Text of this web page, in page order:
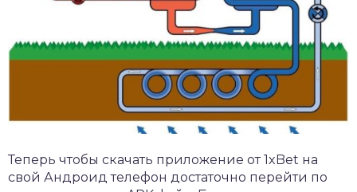
Теперь чтобы скачать приложение от 1xBet на
свой Андроид телефон достаточно перейти по